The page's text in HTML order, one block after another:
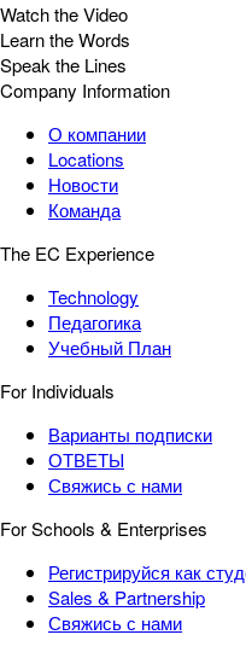
Watch the Video
Learn the Words
Speak the Lines
Company Information
О компании
Locations
Новости
Команда
The EC Experience
Technology
Педагогика
Учебный План
For Individuals
Варианты подписки
ОТВЕТЫ
Свяжись с нами
For Schools & Enterprises
Регистрируйся как
Sales & Partnership
Свяжись с нами